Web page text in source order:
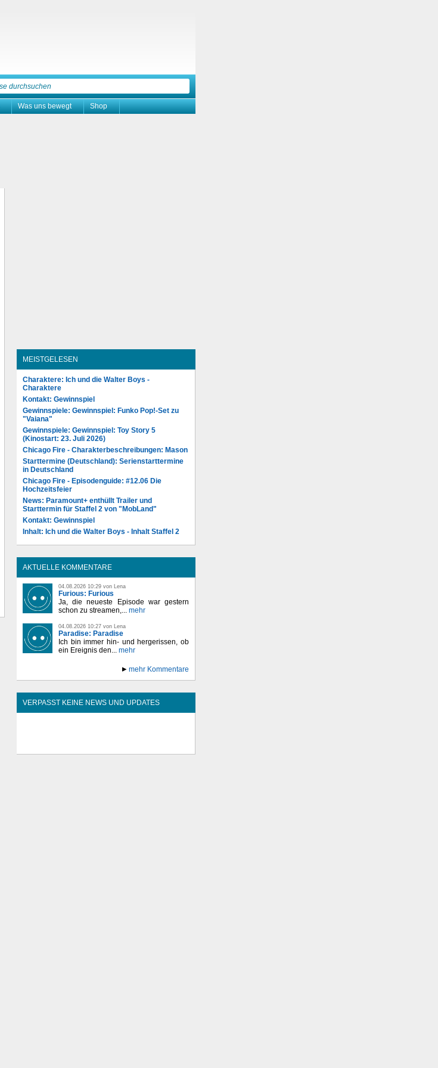
Was uns bewegt Shop
MEISTGELESEN
Charaktere: Ich und die Walter Boys -
Charaktere
Kontakt: Gewinnspiel
Gewinnspiele: Gewinnspiel: Funko Pop!-Set zu
"Vaiana"
Gewinnspiele: Gewinnspiel: Toy Story 5
(Kinostart: 23. Juli 2026)
Chicago Fire - Charakterbeschreibungen: Mason
Starttermine (Deutschland): Serienstarttermine
in Deutschland
Chicago Fire - Episodenguide: #12.06 Die
Hochzeitsfeier
News: Paramount+ enthüllt Trailer und
Starttermin für Staffel 2 von "MobLand"
Kontakt: Gewinnspiel
Inhalt: Ich und die Walter Boys - Inhalt Staffel 2
AKTUELLE KOMMENTARE
04.08.2026 10:29 von Lena
Furious: Furious
Ja, die neueste Episode war gestern
schon zu streamen,... mehr
04.08.2026 10:27 von Lena
Paradise: Paradise
Ich bin immer hin- und hergerissen, ob
ein Ereignis den... mehr
mehr Kommentare
VERPASST KEINE NEWS UND UPDATES